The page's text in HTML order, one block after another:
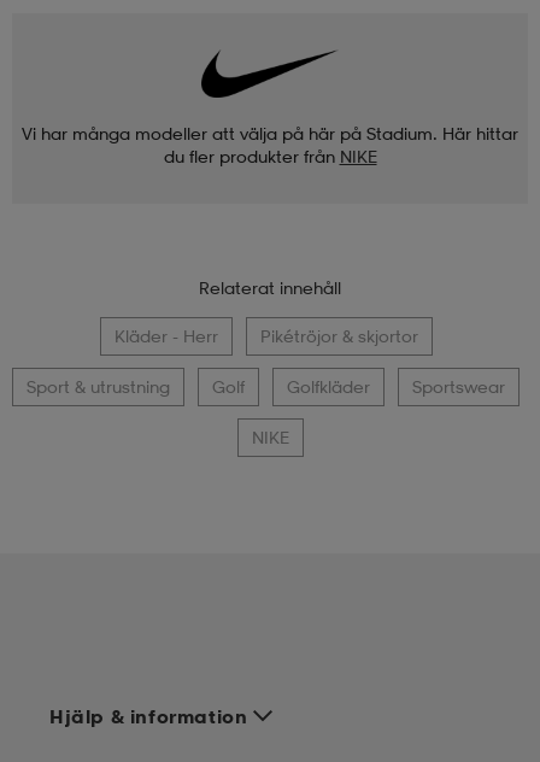
Vi har många modeller att välja på här på Stadium. Här hittar
du fler produkter från NIKE
Relaterat innehåll
Kläder - Herr Pikétröjor & skjortor
Sport & utrustning Golf Golfkläder Sportswear
NIKE
Hjälp & information